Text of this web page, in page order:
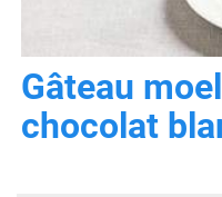
Gâteau
chocolat